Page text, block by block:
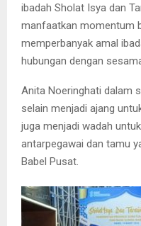
ibadah Sholat Isya dan
manfaatkan momentum
memperbanyak amal
hubungan dengan
Anita Noeringhati dalam
selain menjadi ajang
juga menjadi wadah
antarpegawai dan tamu
Babel Pusat.